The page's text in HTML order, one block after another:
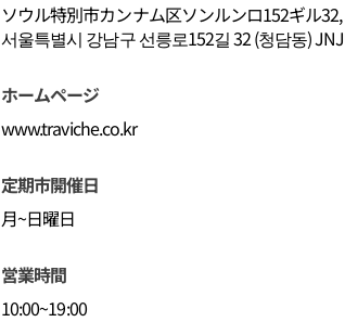
ソウル特別市カンナム区ソンルンロ152ギル
서울특별시 강남구 선릉로152길 32 (청담동)
ホームページ
www.traviche.co.kr
定期市開催日
月~日曜日
営業時間
10:00~19:00